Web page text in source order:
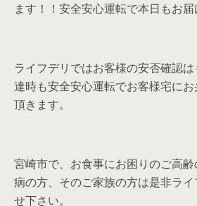
ます！！安全安心運転で本日もお届
ライフデリではお客様の安否確認
達時も安全安心運転でお客様宅に
頂きます。
宮崎市で、お食事にお困りのご高
病の方、そのご家族の方は是非ラ
せ下さい。